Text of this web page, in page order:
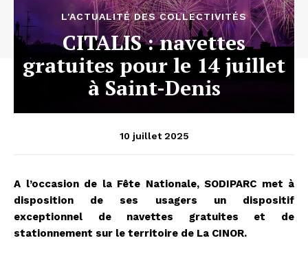
L'ACTUALITÉ DES COLLECTIVITÉS
CITALIS : navettes
gratuites pour le 14 juillet
à Saint-Denis
10 juillet 2025
A l’occasion de la Fête Nationale, SODIPARC met à
disposition de ses usagers un dispositif
exceptionnel de navettes gratuites et de
stationnement sur le territoire de La CINOR.